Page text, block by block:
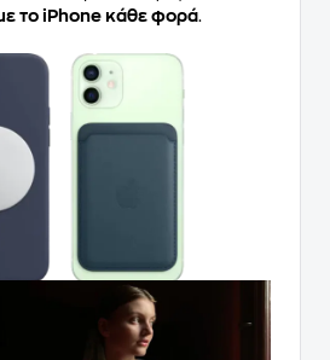
το iPhone κάθε φορά.